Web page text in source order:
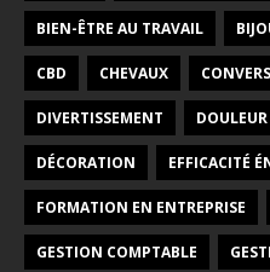
BIEN-ÊTRE AU TRAVAIL
CBD CHEVAUX
DIVERTISSEMENT DOULEUR
DÉCORATION EFFICACITÉ
FORMATION EN ENTREPRISE
GESTION COMPTABLE